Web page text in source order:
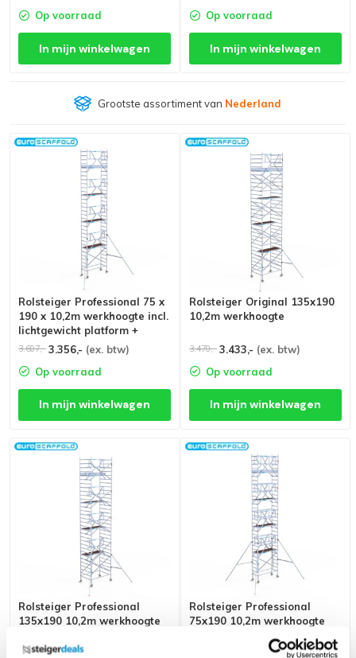
Op voorraad
In mijn winkelwagen
Op voorraad
In mijn winkelwagen
Grootste assortiment van Nederland
Rolsteiger Professional 75 x
190 x 10,2m werkhoogte incl.
lichtgewicht platform +
enkele voorloopleuning
3.607,- 3.356,- (ex. btw)
Op voorraad
In mijn winkelwagen
Rolsteiger Original 135x190
10,2m werkhoogte
3.470,- 3.433,- (ex. btw)
Op voorraad
In mijn winkelwagen
Rolsteiger Professional
135x190 10,2m werkhoogte
3.603,- 3.530,-
Rolsteiger Professional
75x190 10,2m werkhoogte
(ex. btw)